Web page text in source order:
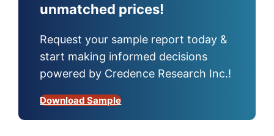
unmatched prices!
Request your sample report today &
start making informed decisions
powered by Credence Research Inc.!
Download Sample